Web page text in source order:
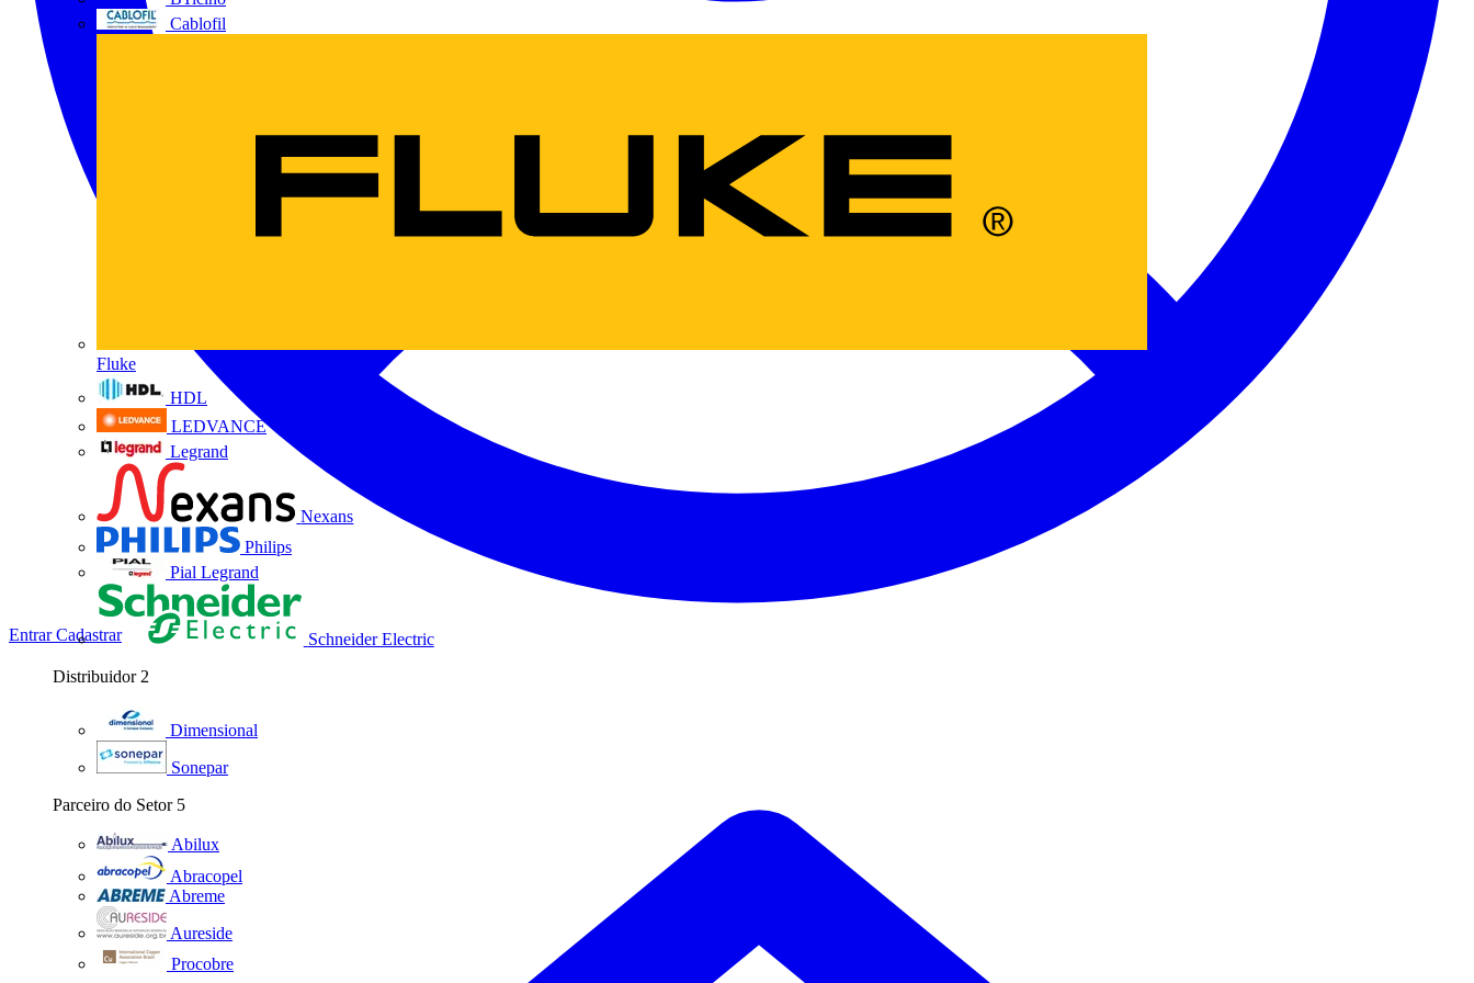
Cablofil
Fluke
HDL
LEDVANCE
Legrand
Nexans
Philips
Pial Legrand
Schneider Electric
Distribuidor 2
Dimensional
Sonepar
Parceiro do Setor 5
Abilux
Abracopel
Abreme
Aureside
Procobre
EntrarCadastrar